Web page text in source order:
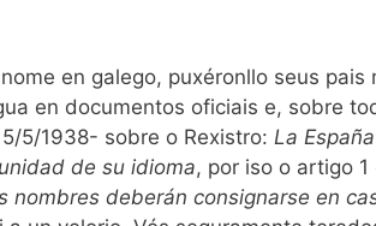
en galego, puxéronllo seus pais
en documentos oficiais e, sobre
5/1938- sobre o Rexistro: La
de su idioma, por iso o artigo 1
nombres deberán consignarse en